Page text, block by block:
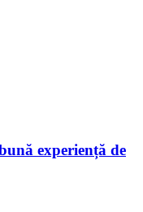
experiență de